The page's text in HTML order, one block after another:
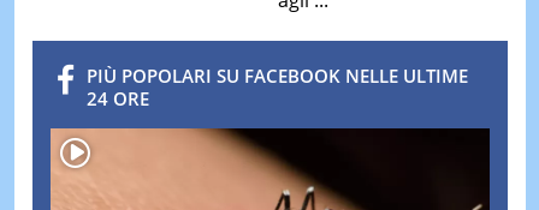
PIÙ POPOLARI SU FACEBOOK NELLE ULTIME
24 ORE